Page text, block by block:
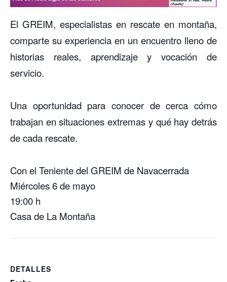
El GREIM, especialistas en rescate en montaña,
comparte su experiencia en un encuentro lleno de
historias reales, aprendizaje y vocación de
servicio.
Una oportunidad para conocer de cerca cómo
trabajan en situaciones extremas y qué hay detrás
de cada rescate.
Con el Teniente del GREIM de Navacerrada
Miércoles 6 de mayo
19:00 h
Casa de La Montaña
DETALLES